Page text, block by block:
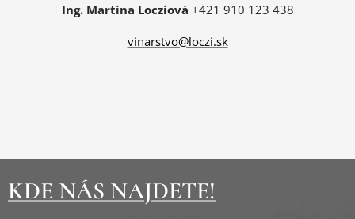
Ing. Martina Locziová +421 910 123 438
vinarstvo@loczi.sk
KDE NÁS NAJDETE!